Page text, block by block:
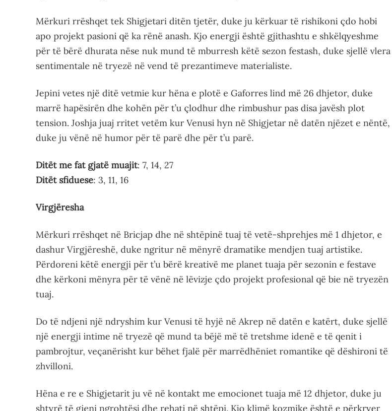
Mërkuri rrëshqet tek Shigjetari ditën tjetër, duke ju kërkuar të rishikoni çdo hobi
apo projekt pasioni që ka rënë anash. Kjo energji është gjithashtu e shkëlqyeshme
për të bërë dhurata nëse nuk mund të mburresh këtë sezon festash, duke sjellë vlera
sentimentale në tryezë në vend të prezantimeve materialiste.
Jepini vetes një ditë vetmie kur hëna e plotë e Gaforres lind më 26 dhjetor, duke
marrë hapësirën dhe kohën për t’u çlodhur dhe rimbushur pas disa javësh plot
tension. Joshja juaj rritet vetëm kur Venusi hyn në Shigjetar në datën njëzet e nëntë,
duke ju vënë në humor për të parë dhe për t’u parë.
Ditët me fat gjatë muajit: 7, 14, 27
Ditët sfiduese: 3, 11, 16
Virgjëresha
Mërkuri rrëshqet në Bricjap dhe në shtëpinë tuaj të vetë-shprehjes më 1 dhjetor, e
dashur Virgjëreshë, duke ngritur në mënyrë dramatike mendjen tuaj artistike.
Përdoreni këtë energji për t’u bërë kreativë me planet tuaja për sezonin e festave
dhe kërkoni mënyra për të vënë në lëvizje çdo projekt profesional që bie në tryezën
tuaj.
Do të ndjeni një ndryshim kur Venusi të hyjë në Akrep në datën e katërt, duke sjellë
një energji intime në tryezë që mund ta bëjë më të tretshme idenë e të qenit i
pambrojtur, veçanërisht kur bëhet fjalë për marrëdhëniet romantike që dëshironi të
zhvilloni.
Hëna e re e Shigjetarit ju vë në kontakt me emocionet tuaja më 12 dhjetor, duke ju
shtyrë të gjeni ngrohtësi dhe rehati në shtëpi. Kjo klimë kozmike është e përkryer